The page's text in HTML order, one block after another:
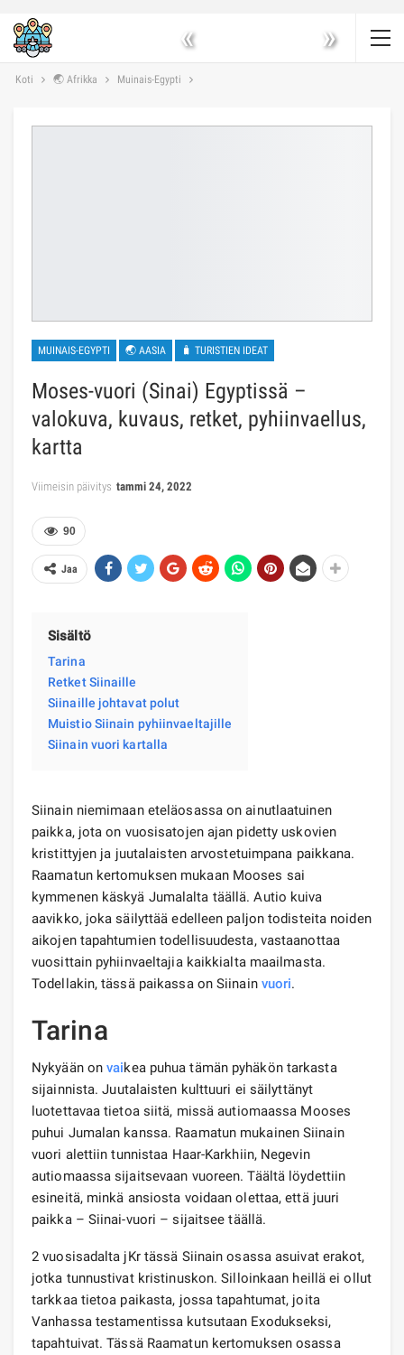
« »
Koti 🌏 Afrikka Muinais-Egypti
MUINAIS-EGYPTI 🌏 AASIA 🧳 TURISTIEN IDEAT
Moses-vuori (Sinai) Egyptissä –
valokuva, kuvaus, retket, pyhiinvaellus,
kartta
Viimeisin päivitys tammi 24, 2022
90
Jaa
Sisältö
Tarina
Retket Siinaille
Siinaille johtavat polut
Muistio Siinain pyhiinvaeltajille
Siinain vuori kartalla
Siinain niemimaan eteläosassa on ainutlaatuinen
paikka, jota on vuosisatojen ajan pidetty uskovien
kristittyjen ja juutalaisten arvostetuimpana paikkana.
Raamatun kertomuksen mukaan Mooses sai
kymmenen käskyä Jumalalta täällä. Autio kuiva
aavikko, joka säilyttää edelleen paljon todisteita noiden
aikojen tapahtumien todellisuudesta, vastaanottaa
vuosittain pyhiinvaeltajia kaikkialta maailmasta.
Todellakin, tässä paikassa on Siinain vuori.
Tarina
Nykyään onvaikea puhua tämän pyhäkön tarkasta
sijainnista. Juutalaisten kulttuuri ei säilyttänyt
luotettavaa tietoa siitä, missä autiomaassa Mooses
puhui Jumalan kanssa. Raamatun mukainen Siinain
vuori alettiin tunnistaa Haar-Karkhiin, Negevin
autiomaassa sijaitsevaan vuoreen. Täältä löydettiin
esineitä, minkä ansiosta voidaan olettaa, että juuri
paikka – Siinai-vuori – sijaitsee täällä.
2 vuosisadalta jKr tässä Siinain osassa asuivat erakot,
jotka tunnustivat kristinuskon. Silloinkaan heillä ei ollut
tarkkaa tietoa paikasta, jossa tapahtumat, joita
Vanhassa testamentissa kutsutaan Exodukseksi,
tapahtuivat. Tässä Raamatun kertomuksen osassa